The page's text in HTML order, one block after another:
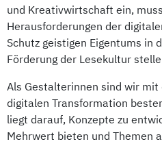
und Kreativwirtschaft ein,
Herausforderungen der
Schutz geistigen Eigentums in
Förderung der Lesekultur
Als Gestalterinnen sind wir
digitalen Transformation
liegt darauf, Konzepte zu
Mehrwert bieten und Themen